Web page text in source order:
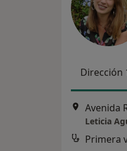
Dirección
Avenida
Leticia
Primera